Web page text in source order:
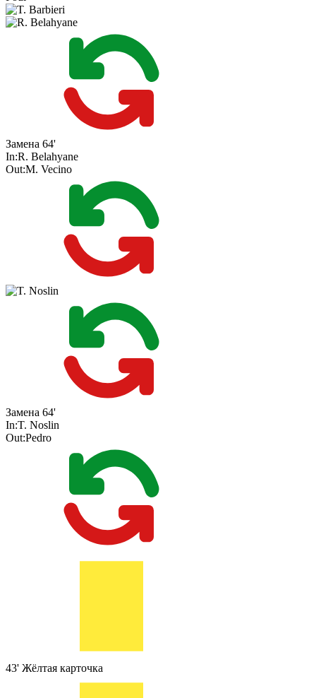
Замена 64'
In:R. Belahyane
Out:M. Vecino
Замена 64'
In:T. Noslin
Out:Pedro
43' Жёлтая карточка